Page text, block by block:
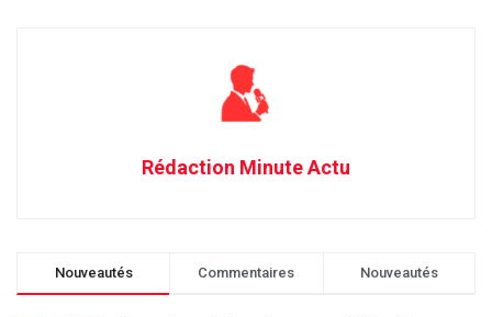
Rédaction Minute Actu
Nouveautés Commentaires Nouveautés